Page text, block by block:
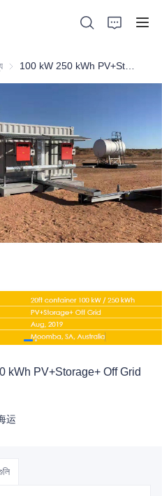
শক্তি সঞ্চয় পণ্য
kW 250 kWh PV+Storage+ Off Grid
运